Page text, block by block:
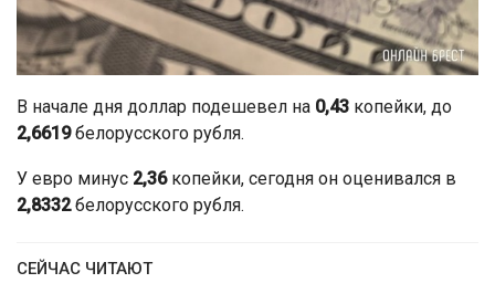
В начале дня доллар подешевел на 0,43 копейки, до
2,6619белорусского рубля.
У евро минус 2,36 копейки, сегодня он оценивался в
2,8332белорусского рубля.
СЕЙЧАС ЧИТАЮТ